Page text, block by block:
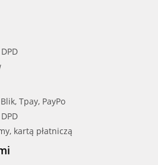
Tpay, PayPo
kartą płatniczą